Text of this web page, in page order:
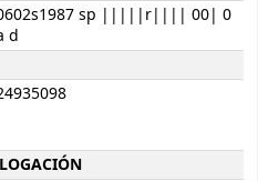
sp |||||r|||| 00| 0
d